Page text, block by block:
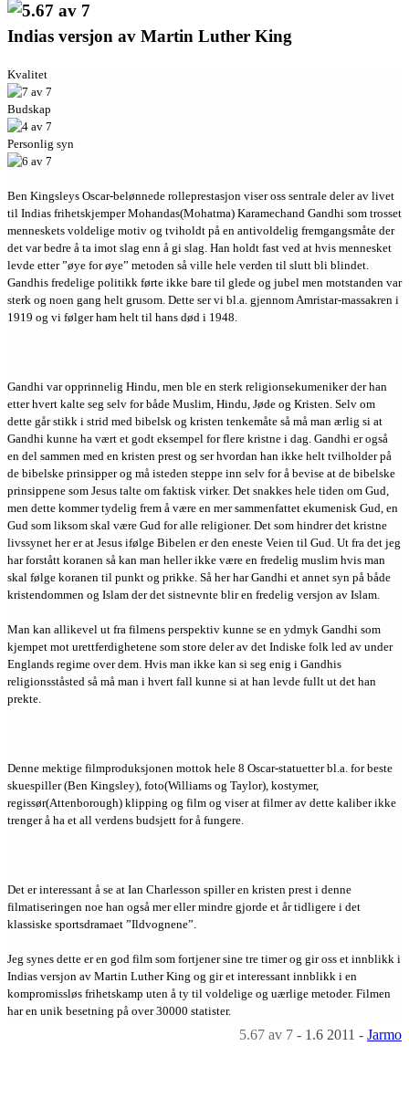
Indias versjon av Martin Luther King
Kvalitet
Budskap
Personlig syn
Ben Kingsleys Oscar-belønnede rolleprestasjon viser oss sentrale deler av livet
til Indias frihetskjemper Mohandas(Mohatma) Karamechand Gandhi som trosset
menneskets voldelige motiv og tviholdt på en antivoldelig fremgangsmåte der
det var bedre å ta imot slag enn å gi slag. Han holdt fast ved at hvis mennesket
levde etter ”øye for øye” metoden så ville hele verden til slutt bli blindet.
Gandhis fredelige politikk førte ikke bare til glede og jubel men motstanden var
sterk og noen gang helt grusom. Dette ser vi bl.a. gjennom Amristar-massakren i
1919 og vi følger ham helt til hans død i 1948.
Gandhi var opprinnelig Hindu, men ble en sterk religionsekumeniker der han
etter hvert kalte seg selv for både Muslim, Hindu, Jøde og Kristen. Selv om
dette går stikk i strid med bibelsk og kristen tenkemåte så må man ærlig si at
Gandhi kunne ha vært et godt eksempel for flere kristne i dag. Gandhi er også
en del sammen med en kristen prest og ser hvordan han ikke helt tvilholder på
de bibelske prinsipper og må isteden steppe inn selv for å bevise at de bibelske
prinsippene som Jesus talte om faktisk virker. Det snakkes hele tiden om Gud,
men dette kommer tydelig frem å være en mer sammenfattet ekumenisk Gud, en
Gud som liksom skal være Gud for alle religioner. Det som hindrer det kristne
livssynet her er at Jesus ifølge Bibelen er den eneste Veien til Gud. Ut fra det jeg
har forstått koranen så kan man heller ikke være en fredelig muslim hvis man
skal følge koranen til punkt og prikke. Så her har Gandhi et annet syn på både
kristendommen og Islam der det sistnevnte blir en fredelig versjon av Islam.
Man kan allikevel ut fra filmens perspektiv kunne se en ydmyk Gandhi som
kjempet mot urettferdighetene som store deler av det Indiske folk led av under
Englands regime over dem. Hvis man ikke kan si seg enig i Gandhis
religionsståsted så må man i hvert fall kunne si at han levde fullt ut det han
prekte.
Denne mektige filmproduksjonen mottok hele 8 Oscar-statuetter bl.a. for beste
skuespiller (Ben Kingsley), foto(Williams og Taylor), kostymer,
regissør(Attenborough) klipping og film og viser at filmer av dette kaliber ikke
trenger å ha et all verdens budsjett for å fungere.
Det er interessant å se at Ian Charlesson spiller en kristen prest i denne
filmatiseringen noe han også mer eller mindre gjorde et år tidligere i det
klassiske sportsdramaet ”Ildvognene”.
Jeg synes dette er en god film som fortjener sine tre timer og gir oss et innblikk i
Indias versjon av Martin Luther King og gir et interessant innblikk i en
kompromissløs frihetskamp uten å ty til voldelige og uærlige metoder. Filmen
har en unik besetning på over 30000 statister.
5.67 av 7 - 1.6 2011 - Jarmo